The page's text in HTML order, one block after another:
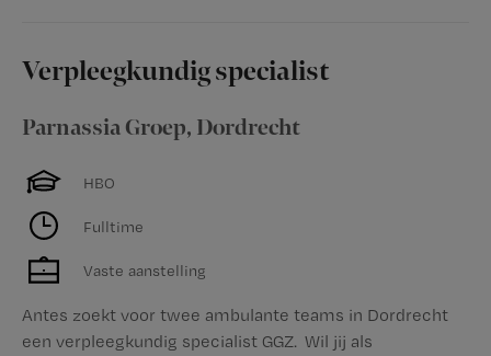
Verpleegkundig specialist
Parnassia Groep, Dordrecht
HBO
Fulltime
Vaste aanstelling
Antes zoekt voor twee ambulante teams in Dordrecht
een verpleegkundig specialist GGZ. Wil jij als